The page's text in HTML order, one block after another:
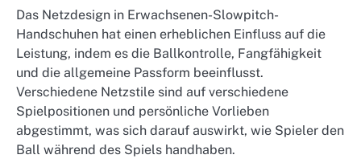
Das Netzdesign in Erwachsenen-Slowpitch-
Handschuhen hat einen erheblichen Einfluss auf die
Leistung, indem es die Ballkontrolle, Fangfähigkeit
und die allgemeine Passform beeinflusst.
Verschiedene Netzstile sind auf verschiedene
Spielpositionen und persönliche Vorlieben
abgestimmt, was sich darauf auswirkt, wie Spieler den
Ball während des Spiels handhaben.